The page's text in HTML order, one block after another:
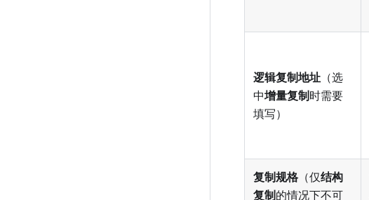
逻辑复制地址 （选
中增量复制时需要
填写）
复制规格（仅结构
复制的情况下不可